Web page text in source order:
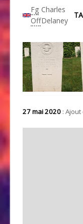
Fg
Off
Charles
Delaney
27 mai 2020 :